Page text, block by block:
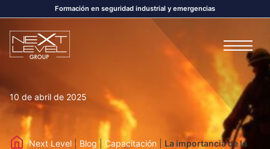
Formación en seguridad industrial y emergencias
Navegación principal
10 de abril de 2025
Next Level Blog Capacitación
La importancia de la